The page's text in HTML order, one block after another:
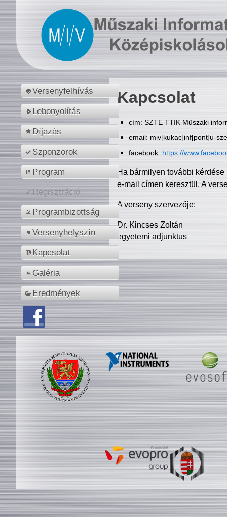
Versenyfelhívás
Lebonyolítás
Díjazás
Szponzorok
Program
Regisztráció
Programbizottság
Versenyhelyszín
Kapcsolat
Galéria
Eredmények
Kapcsolat
cím: SZTE TTIK Műszaki
email: miv[kukac]inf[pont]u-
facebook: https://
Ha bármilyen további
e-mail címen keresztül. A
A verseny szervezője:
Dr. Kincses Zoltán
egyetemi adjunktus